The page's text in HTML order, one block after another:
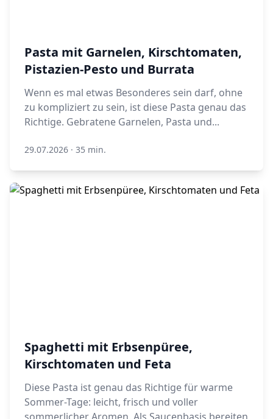
Pasta mit Garnelen, Kirschtomaten,
Pistazien-Pesto und Burrata
Wenn es mal etwas Besonderes sein darf, ohne
zu kompliziert zu sein, ist diese Pasta genau das
Richtige. Gebratene Garnelen, Pasta und...
29.07.2026 · 35 min.
Spaghetti mit Erbsenpüree,
Kirschtomaten und Feta
Diese Pasta ist genau das Richtige für warme
Sommer-Tage: leicht, frisch und voller